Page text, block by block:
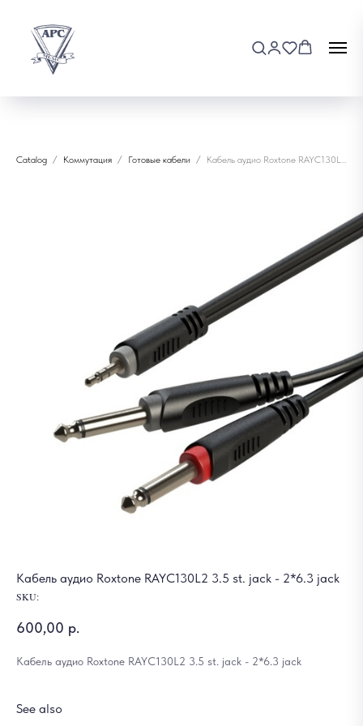
Catalog Коммутация Готовые кабели Кабель аудио Roxtone RAYC130L2 3.5 st. jack - 2*6.3 jack
Кабель аудио Roxtone RAYC130L2 3.5 st. jack - 2*6.3 jack
SKU:
600,00 р.
Кабель аудио Roxtone RAYC130L2 3.5 st. jack - 2*6.3 jack
See also